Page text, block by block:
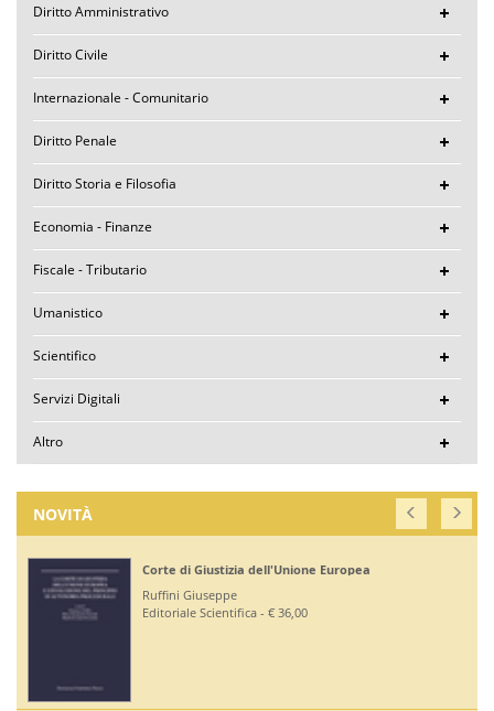
Diritto Amministrativo
Diritto Civile
Internazionale - Comunitario
Diritto Penale
Diritto Storia e Filosofia
Economia - Finanze
Fiscale - Tributario
Umanistico
Scientifico
Servizi Digitali
Altro
NOVITÀ
Corte di Giustizia dell'Unione Europea
Ruffini Giuseppe
Editoriale Scientifica - € 36,00